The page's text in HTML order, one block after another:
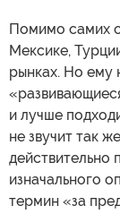
Помимо самих
Мексике,
рынках. Но ему
и лучше
не звучит так
действительно
изначального
термин «за